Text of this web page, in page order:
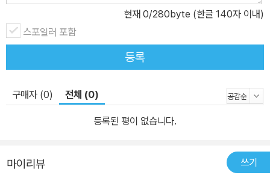
치와 경제만이 아니라 사회와 문화, 그리고 자연환경에까지 걸쳐 있
는 매우 복잡한 체계라는 의견을 제시한다. 따라서 자본주의 개념을
토대로 형성된 미국이라는 나라를 이해하려면 보다 포괄적인 시선으
로 접근해야 한다는 것이다. 여기서 문명은 매우 넓은 뜻에서 권력구
기 위해 이용할 수 있는 모든 힘을 조직적으로 결집하는 실체라 할 수
있다. 즉, 사람들은 살아남기 위해, 나아가 더 나은 삶을 꾸리기 위해
스스로 가진 힘과 능력, 그리고 자연환경의 힘까지 이용할 수 있도록
회, 문화라 부르는 다양한 영역을 포괄한다. 한마디로 우리는 보다 넓
현재 0/280byte (한글 140자 이내)
스포일러 포함
등록
구매자 (0) 전체 (0)
등록된 평이 없습니다.
마이리뷰 쓰기